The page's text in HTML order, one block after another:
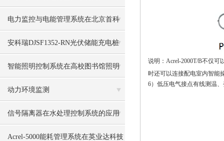
知
电力监控与电能管理系统在北京首科
大厦的应用
安科瑞DJSF1352-RN光伏储能充电桩
直流电能计量
智能照明控制系统在高校图书馆照明
节能设计中的应用
动力环境监测
信号隔离器在水处理控制系统的应用
Acrel-5000能耗管理系统在英业达科技
说明： Acrel-2000T/B不仅可
时还可以连接配电室内智能
6）低压电气接点有线测温